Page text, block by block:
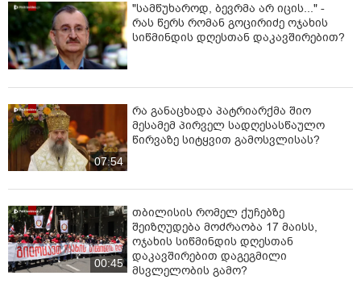
"სამწუხაროდ, ბევრმა არ იცის..." -
რას წერს რომან გოცირიძე ოჯახის
სიწმინდის დღესთან დაკავშირებით?
07:54
რა განაცხადა პატრიარქმა შიო
მესამემ პირველ სადღესასწაულო
წირვაზე სიტყვით გამოსვლისას?
00:45
თბილისის რომელ ქუჩებზე
შეიზღუდება მოძრაობა 17 მაისს,
ოჯახის სიწმინდის დღესთან
დაკავშირებით დაგეგმილი
მსვლელობის გამო?